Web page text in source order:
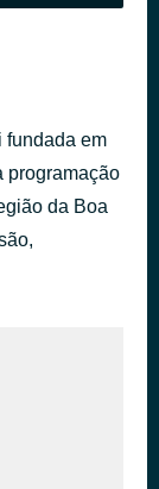
fundada em
programação
da Boa